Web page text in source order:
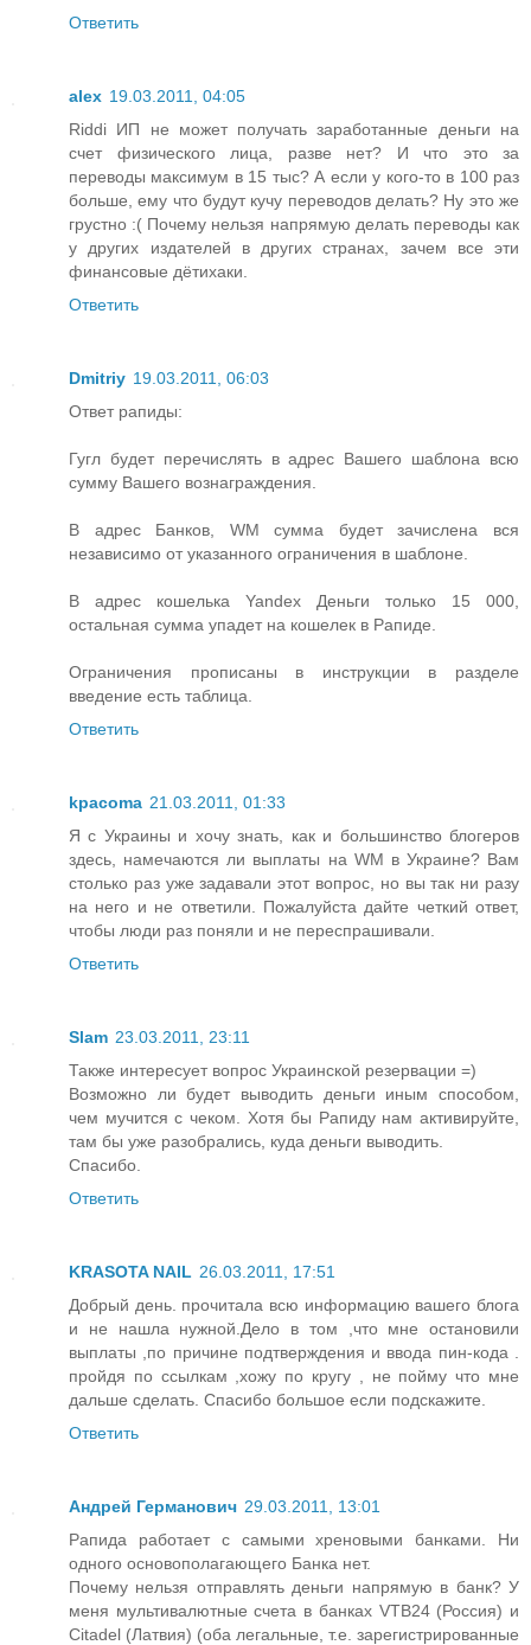
Ответить
alex 19.03.2011, 04:05
Riddi ИП не может получать заработанные деньги на
счет физического лица, разве нет? И что это за
переводы максимум в 15 тыс? А если у кого-то в 100 раз
больше, ему что будут кучу переводов делать? Ну это же
грустно :( Почему нельзя напрямую делать переводы как
у других издателей в других странах, зачем все эти
финансовые дётихаки.
Ответить
Dmitriy 19.03.2011, 06:03
Ответ рапиды:
Гугл будет перечислять в адрес Вашего шаблона всю
сумму Вашего вознаграждения.
В адрес Банков, WM сумма будет зачислена вся
независимо от указанного ограничения в шаблоне.
В адрес кошелька Yandex Деньги только 15 000,
остальная сумма упадет на кошелек в Рапиде.
Ограничения прописаны в инструкции в разделе
введение есть таблица.
Ответить
kpacoma 21.03.2011, 01:33
Я с Украины и хочу знать, как и большинство блогеров
здесь, намечаются ли выплаты на WM в Украине? Вам
столько раз уже задавали этот вопрос, но вы так ни разу
на него и не ответили. Пожалуйста дайте четкий ответ,
чтобы люди раз поняли и не переспрашивали.
Ответить
Slam 23.03.2011, 23:11
Также интересует вопрос Украинской резервации =)
Возможно ли будет выводить деньги иным способом,
чем мучится с чеком. Хотя бы Рапиду нам активируйте,
там бы уже разобрались, куда деньги выводить.
Спасибо.
Ответить
KRASOTA NAIL 26.03.2011, 17:51
Добрый день. прочитала всю информацию вашего блога
и не нашла нужной.Дело в том ,что мне остановили
выплаты ,по причине подтверждения и ввода пин-кода .
пройдя по ссылкам ,хожу по кругу , не пойму что мне
дальше сделать. Спасибо большое если подскажите.
Ответить
Андрей Германович 29.03.2011, 13:01
Рапида работает с самыми хреновыми банками. Ни
одного основополагающего Банка нет.
Почему нельзя отправлять деньги напрямую в банк? У
меня мультивалютные счета в банках VTB24 (Россия) и
Citadel (Латвия) (оба легальные, т.е. зарегистрированные